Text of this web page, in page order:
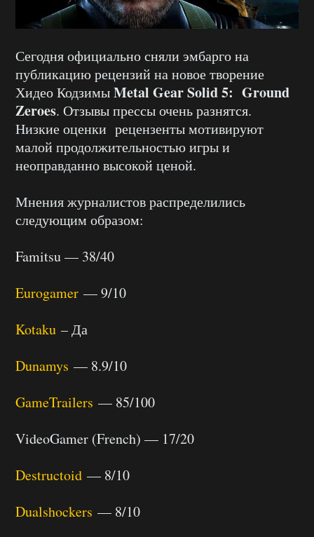
Сегодня официально сняли эмбарго на
публикацию рецензий на новое творение
Хидео КодзимыMetal Gear Solid 5: Ground
Zeroes. Отзывы прессы очень разнятся.
Низкие оценки рецензенты мотивируют
малой продолжительностью игры и
неоправданно высокой ценой.
Мнения журналистов распределились
следующим образом:
Famitsu — 38/40
Eurogamer — 9/10
Kotaku – Да
Dunamys — 8.9/10
GameTrailers — 85/100
VideoGamer (French) — 17/20
Destructoid — 8/10
Dualshockers — 8/10